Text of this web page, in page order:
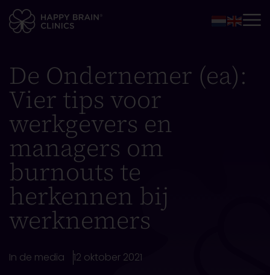
De Ondernemer (ea):
Vier tips voor
werkgevers en
managers om
burnouts te
herkennen bij
werknemers
In de media 12 oktober 2021